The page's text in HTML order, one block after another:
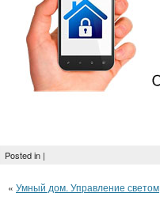
Posted in |
« Умный дом. Управление светом